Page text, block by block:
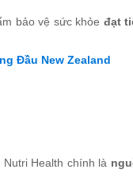
bảo vệ sức khỏe đạt
Đầu New Zealand
Health chính là